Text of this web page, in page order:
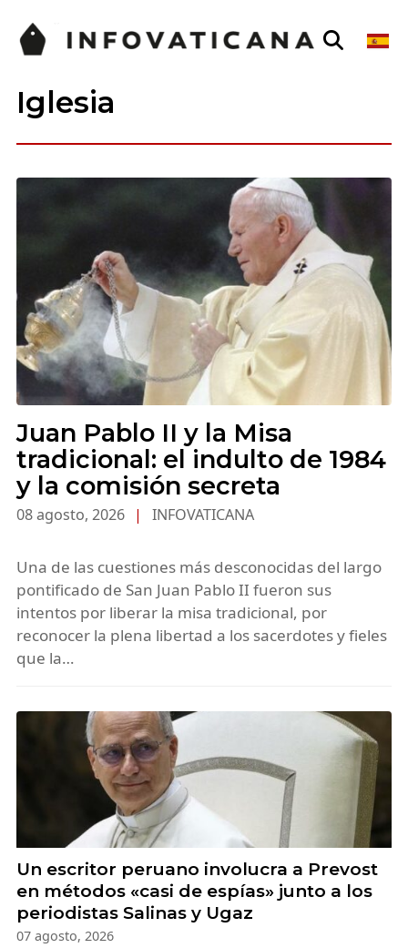
Iglesia
Juan Pablo II y la Misa
tradicional: el indulto de 1984
y la comisión secreta
08 agosto, 2026 | INFOVATICANA
Una de las cuestiones más desconocidas del largo
pontificado de San Juan Pablo II fueron sus
intentos por liberar la misa tradicional, por
reconocer la plena libertad a los sacerdotes y fieles
que la…
Un escritor peruano involucra a Prevost
en métodos «casi de espías» junto a los
periodistas Salinas y Ugaz
07 agosto, 2026